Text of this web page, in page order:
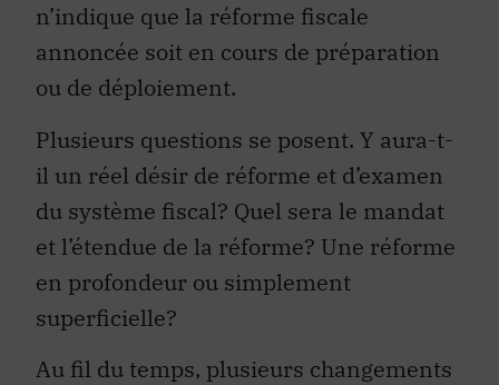
n’indique que la réforme fiscale
annoncée soit en cours de préparation
ou de déploiement.
Plusieurs questions se posent. Y aura-t-
il un réel désir de réforme et d’examen
du système fiscal? Quel sera le mandat
et l’étendue de la réforme? Une réforme
en profondeur ou simplement
superficielle?
Au fil du temps, plusieurs changements